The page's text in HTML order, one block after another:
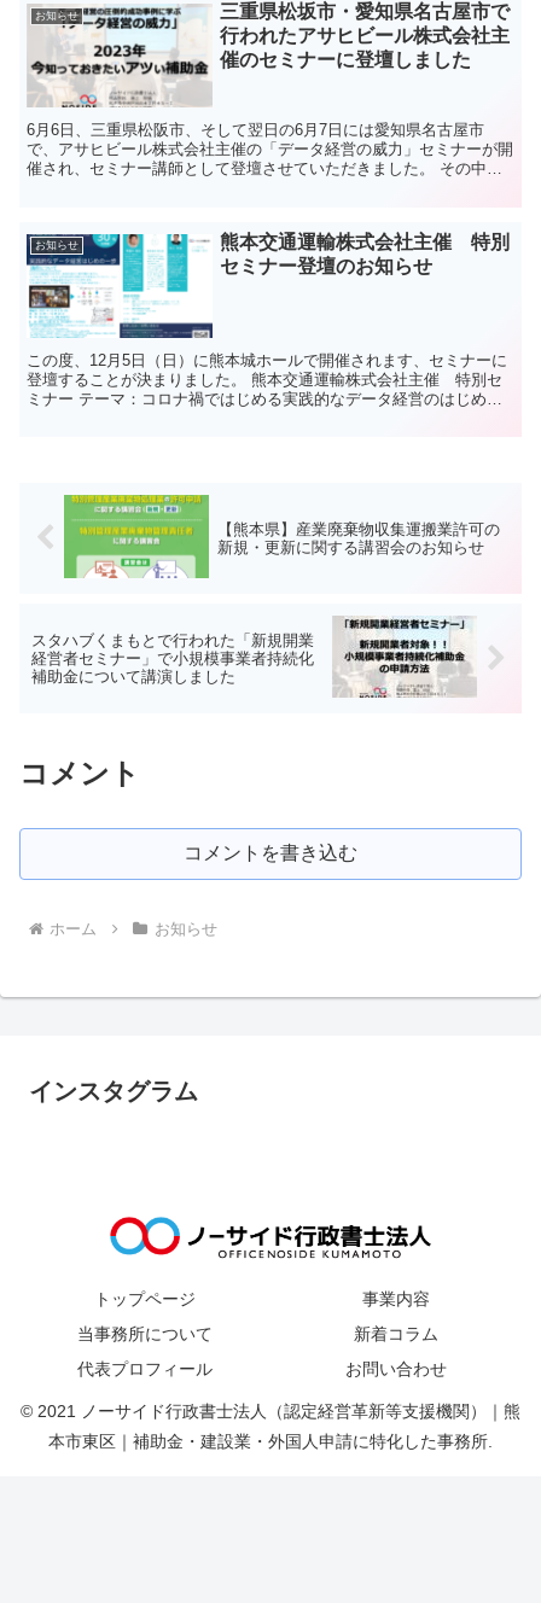
お知らせ
三重県松坂市・愛知県名古屋市で
行われたアサヒビール株式会社主
催のセミナーに登壇しました
6月6日、三重県松阪市、そして翌日の6月7日には愛知県名古屋市
で、アサヒビール株式会社主催の「データ経営の威力」セミナーが開
催され、セミナー講師として登壇させていただきました。 その中
お知らせ
熊本交通運輸株式会社主催 特別
セミナー登壇のお知らせ
この度、12月5日（日）に熊本城ホールで開催されます、セミナーに
登壇することが決まりました。 熊本交通運輸株式会社主催 特別セ
ミナー テーマ：コロナ禍ではじめる実践的なデータ経営のはじめの
【熊本県】産業廃棄物収集運搬業許可の
新規・更新に関する講習会のお知らせ
スタハブくまもとで行われた「新規開業
経営者セミナー」で小規模事業者持続化
補助金について講演しました
コメント
コメントを書き込む
ホーム お知らせ
インスタグラム
トップページ
事業内容
当事務所について
新着コラム
代表プロフィール
お問い合わせ
© 2021 ノーサイド行政書士法人（認定経営革新等支援機関）｜熊
本市東区｜補助金・建設業・外国人申請に特化した事務所.